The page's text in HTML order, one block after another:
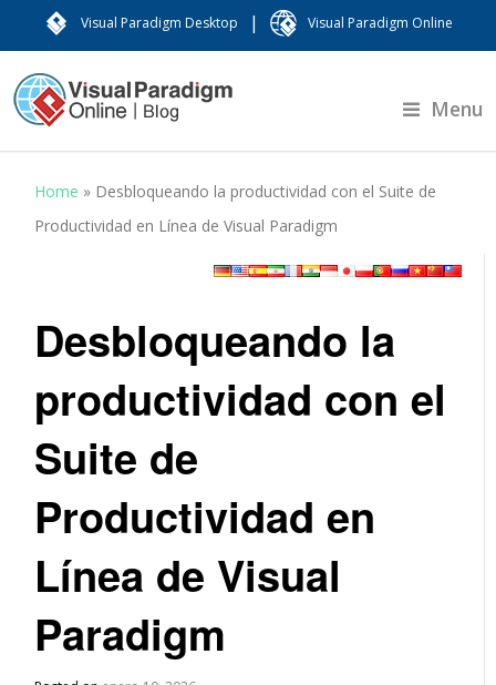
Visual Paradigm Desktop | Visual Paradigm Online
Menu
Home » Desbloqueando la productividad con el Suite de
Productividad en Línea de Visual Paradigm
Desbloqueando la
productividad con el
Suite de
Productividad en
Línea de Visual
Paradigm